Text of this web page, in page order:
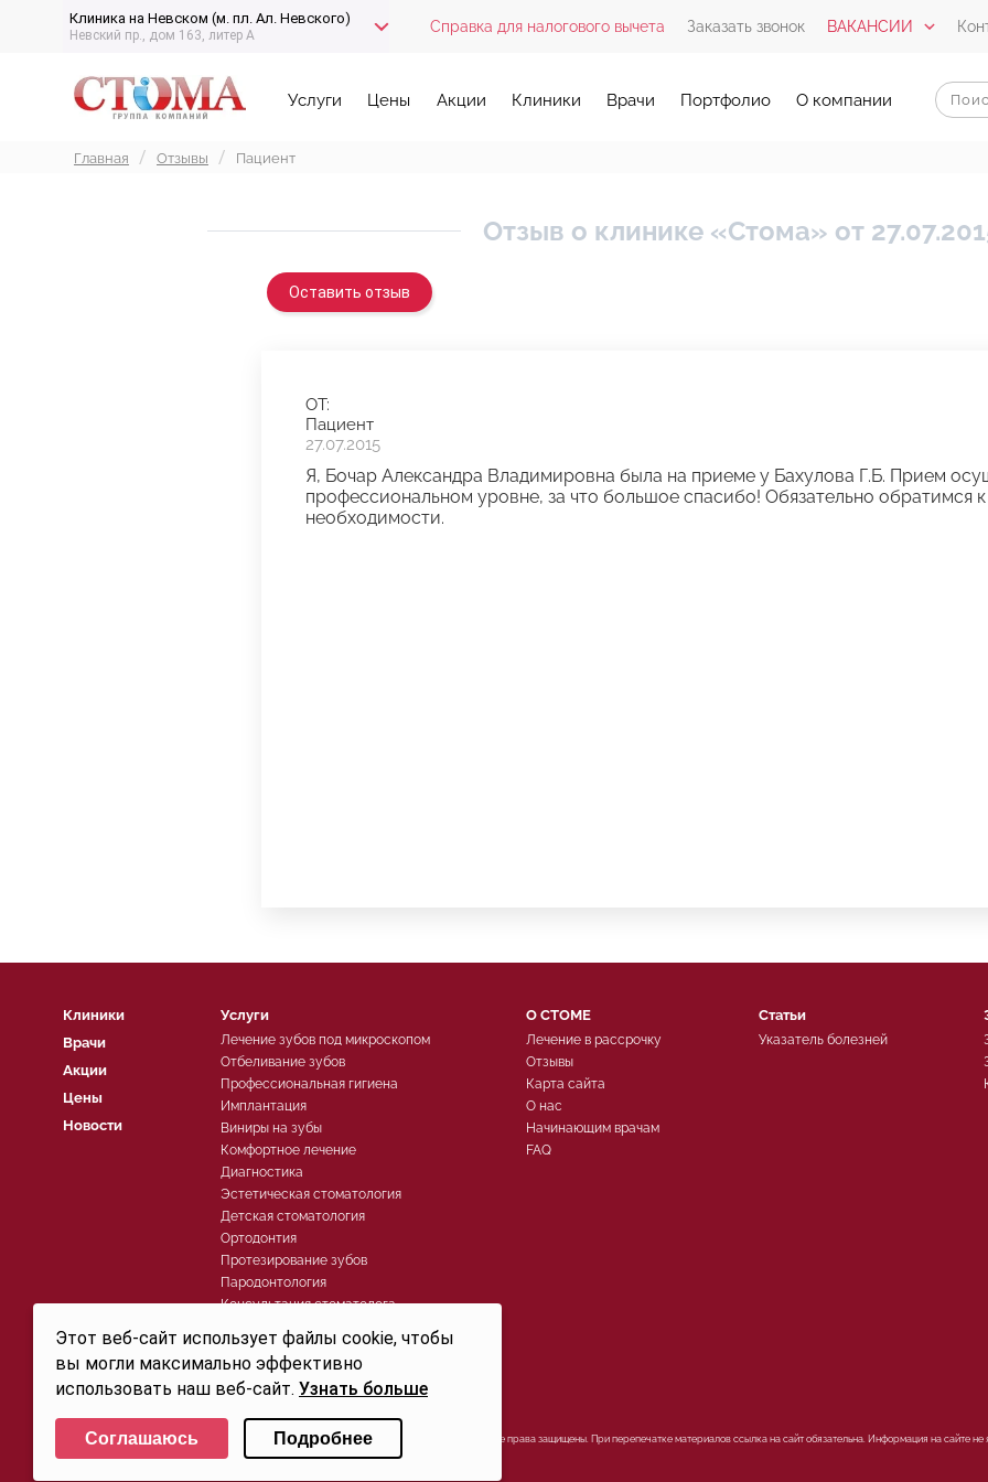
Клиника на Невском (м. пл. Ал. Невского)
Невский пр., дом 163, литер А Справка для налогового вычета Заказать звонок ВАКАНСИИ
Услуги Цены Акции Клиники Врачи Портфолио О компании
Главная Отзывы Пациент
Отзыв о клинике «Стома» от
Оставить отзыв
ОТ:
Пациент
27.07.2015
Я, Бочар Александра Владимировна была на приеме у Бахулова Г.Б. Прием
профессиональном уровне, за что большое спасибо! Обязательно обратимся
необходимости.
Клиники
Врачи
Акции
Цены
Новости
Услуги
Лечение зубов под микроскопом
Отбеливание зубов
Профессиональная гигиена
Имплантация
Виниры на зубы
Комфортное лечение
Диагностика
Эстетическая стоматология
Детская стоматология
Ортодонтия
Протезирование зубов
Пародонтология
Консультация стоматолога
Хирургическая стоматология
Лечение зубов
О СТОМЕ
Лечение в рассрочку
Отзывы
Карта сайта
О нас
Начинающим врачам
FAQ
Статьи
Указатель болезней
Политика конфиденциальности
Свидетельство на товарный знак (знак обслуживания) №250906 действует до 30.07.2032г. Все права защищены. При перепечатке материалов ссылка на сайт обязательна. Информация на сайте не
Этот веб-сайт использует файлы cookie, чтобы
вы могли максимально эффективно
использовать наш веб-сайт. Узнать больше
Минимальные Аналитические/Функциональные
Соглашаюсь Подробнее